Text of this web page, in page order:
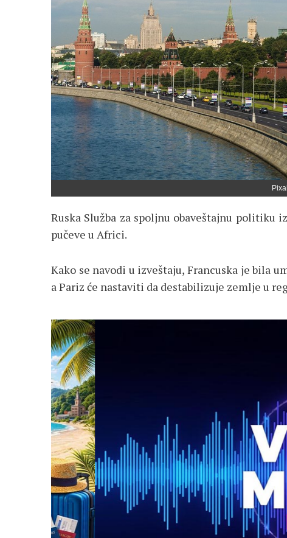
Ruska Služba za spoljnu obaveštajnu politiku
pučeve u Africi.
Kako se navodi u izveštaju, Francuska je bila
a Pariz će nastaviti da destabilizuje zemlje u